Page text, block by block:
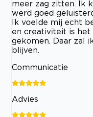
meer zag zitten. Ik
werd goed
Ik voelde mij echt
en creativiteit is
gekomen. Daar zal
blijven.
Communicatie
Advies